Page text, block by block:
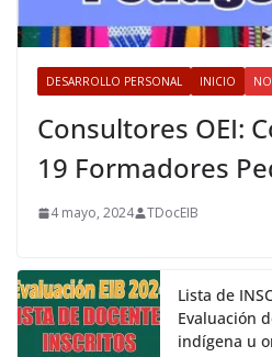
DESARROLLO PERSONAL INICIO
Consultores OEI:
19 Formadores
4 mayo, 2024 TDocEIB
Lista de
Evaluación
indígena u